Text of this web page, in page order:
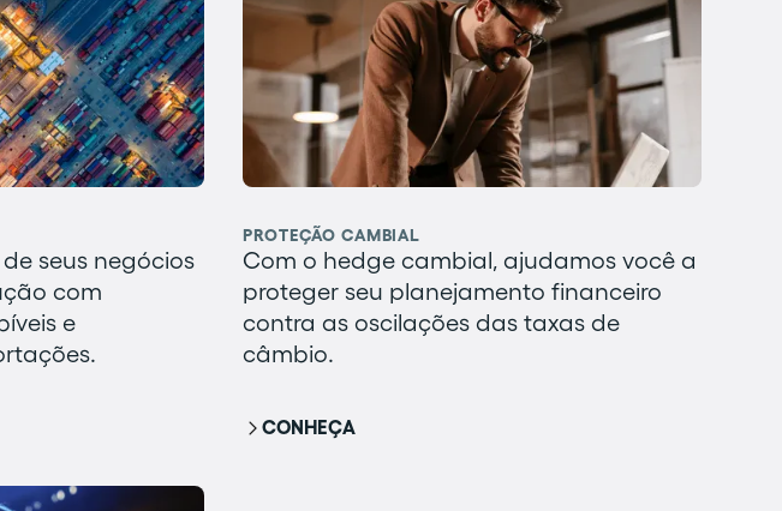
seus negócios
com
e
PROTEÇÃO CAMBIAL
Com o hedge cambial, ajudamos você a
proteger seu planejamento financeiro
contra as oscilações das taxas de
câmbio.
CONHEÇA